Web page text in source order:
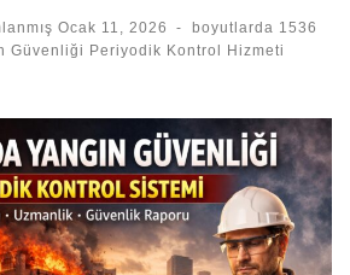
Ocak 11, 2026 - boyutlarda 1536
Güvenliği Periyodik Kontrol Hizmeti